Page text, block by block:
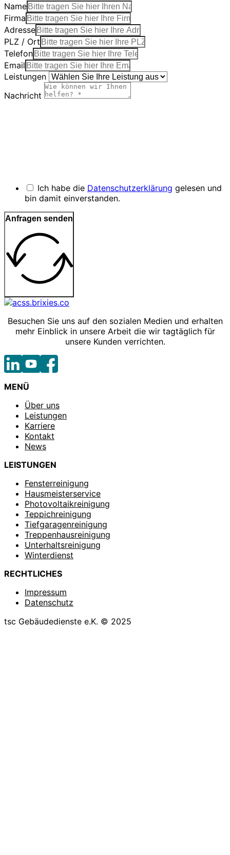
Name
Firma
Adresse
PLZ / Ort
Telefon
Email
Leistungen
Nachricht
Ich habe die Datenschutzerklärung gelesen und
bin damit einverstanden.
Anfragen senden
Besuchen Sie uns auf den sozialen Medien und erhalten
mehr Einblick in unsere Arbeit die wir tagtäglich für
unsere Kunden verrichten.
MENÜ
Über uns
Leistungen
Karriere
Kontakt
News
LEISTUNGEN
Fensterreinigung
Hausmeisterservice
Photovoltaikreinigung
Teppichreinigung
Tiefgaragenreinigung
Treppenhausreinigung
Unterhaltsreinigung
Winterdienst
RECHTLICHES
Impressum
Datenschutz
tsc Gebäudedienste e.K. © 2025